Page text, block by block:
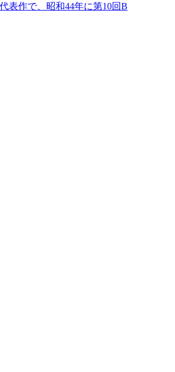
表作で、昭和44年に第10回B